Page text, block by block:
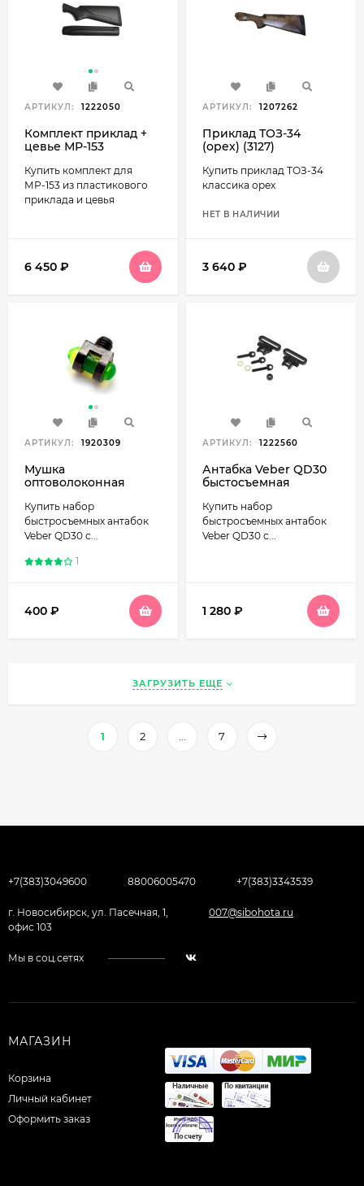
АРТИКУЛ: 1222050
Комплект приклад +
цевье МР-153
Купить комплект для
МР-153 из пластикового
приклада и цевья
6 450 ₽
АРТИКУЛ: 1207262
Приклад ТОЗ-34
(орех) (3127)
Купить приклад ТОЗ-34
классика орех
НЕТ В НАЛИЧИИ
3 640 ₽
АРТИКУЛ: 1920309
Мушка
оптоволоконная
(Италия)
Купить набор
быстросъемных антабок
Veber QD30 с...
1
400 ₽
АРТИКУЛ: 1222560
Антабка Veber QD30
быстосъемная
комплект, 3.4см
Купить набор
быстросъемных антабок
Veber QD30 с...
1 280 ₽
ЗАГРУЗИТЬ ЕЩЕ
1 2 7
+7(383)3049600 88006005470 +7(383)3343539
г. Новосибирск, ул. Пасечная, 1,
офис 103
007@sibohota.ru
Мы в соц.сетях
МАГАЗИН
Корзина
Личный кабинет
Оформить заказ